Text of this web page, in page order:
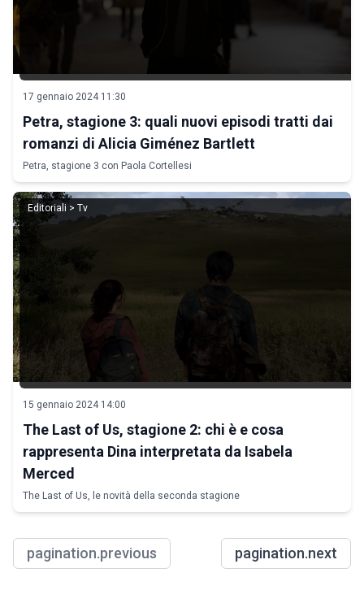
17 gennaio 2024 11:30
Petra, stagione 3: quali nuovi episodi tratti dai
romanzi di Alicia Giménez Bartlett
Petra, stagione 3 con Paola Cortellesi
Editoriali > Tv
15 gennaio 2024 14:00
The Last of Us, stagione 2: chi è e cosa
rappresenta Dina interpretata da Isabela
Merced
The Last of Us, le novità della seconda stagione
pagination.previous pagination.next